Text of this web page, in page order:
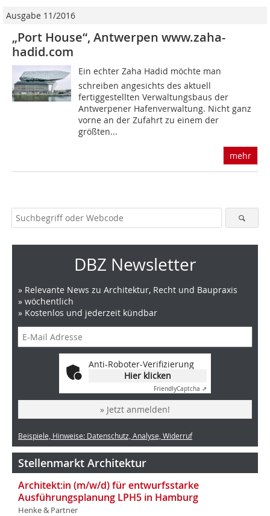
Ausgabe 11/2016
„Port House“, Antwerpen www.zaha-
hadid.com
Ein echter Zaha Hadid möchte man
schreiben angesichts des aktuell
fertiggestellten Verwaltungsbaus der
Antwerpener Hafenverwaltung. Nicht ganz
vorne an der Zufahrt zu einem der
größten...
mehr
DBZ Newsletter
» Relevante News zu Architektur, Recht und Baupraxis
» wöchentlich
» Kostenlos und jederzeit kündbar
Anti-Roboter-Verifizierung
Hier klicken
FriendlyCaptcha ⇗
» Jetzt anmelden!
Beispiele, Hinweise: Datenschutz, Analyse, Widerruf
Stellenmarkt Architektur
Architekt:in (m/w/d) für entwurfsstarke
Ausführungsplanung LPH5 in Hamburg
Henke & Partner